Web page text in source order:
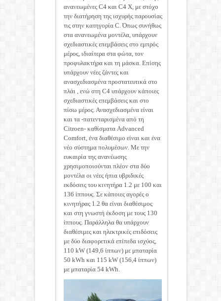
ανανεωμένες C4 και C4 X, με στόχο
την διατήρηση της ισχυρής παρουσίας
τις στην κατηγορία C. Όπως συνήθως
στα ανανεωμένα μοντέλα, υπάρχουν
σχεδιαστικές επεμβάσεις στο εμπρός
μέρος, ιδιαίτερα στα φώτα, τον
προφυλακτήρα και τη μάσκα. Επίσης
υπάρχουν νέες ζάντες και
ανασχεδιασμένα προστατευτικά στο
πλάι , ενώ στη C4 υπάρχουν κάποιες
σχεδιαστικές επεμβάσεις και στο
πίσω μέρος. Ανασχεδιασμένα είναι
και τα -πατενταρισμένα από τη
Citroen- καθίσματα Advanced
Comfort, ένα διαθέσιμο είναι και ένα
νέο σύστημα πολυμέσων. Με την
ευκαιρία της ανανέωσης
χρησιμοποιούνται πλέον στα δύο
μοντέλα οι νέες ήπια υβριδικές
εκδόσεις του κινητήρα 1.2 με 100 και
136 ίππους. Σε κάποιες αγορές ο
κινητήρας 1.2 θα είναι διαθέσιμος
και στη γνωστή έκδοση με τους 130
ίππους. Παράλληλα θα υπάρχουν
διαθέσιμες και ηλεκτρικές επιδόσεις
με δύο διαφορετικά επίπεδα ισχύος,
110 kW (149,6 ίππων) με μπαταρία
50 kWh και 115 kW (156,4 ίππων)
με μπαταρία 54 kWh.